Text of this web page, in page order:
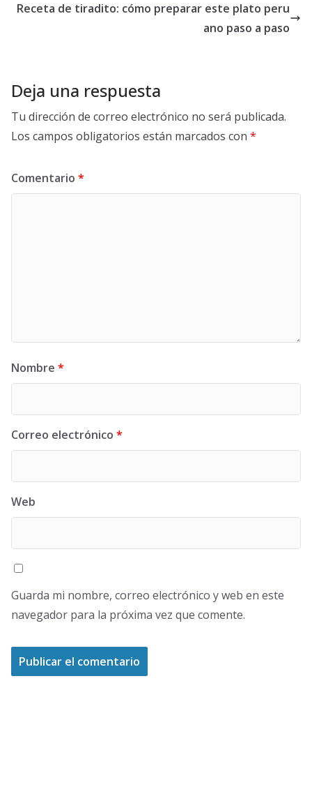
Receta de tiradito: cómo preparar este plato peru
ano paso a paso
Deja una respuesta
Tu dirección de correo electrónico no será publicada.
Los campos obligatorios están marcados con *
Comentario *
Nombre *
Correo electrónico *
Web
Guarda mi nombre, correo electrónico y web en este
navegador para la próxima vez que comente.